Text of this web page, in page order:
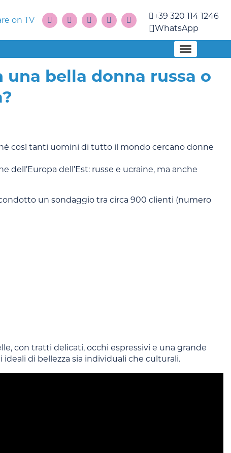
on TV
+39 320 114 1246
WhatsApp
una bella donna russa o
così tanti uomini di tutto il mondo cercano donne
dell’Est: russe e ucraine, ma anche
un sondaggio tra circa 900 clienti (numero
con tratti delicati, occhi espressivi e una grande
di bellezza sia individuali che culturali.